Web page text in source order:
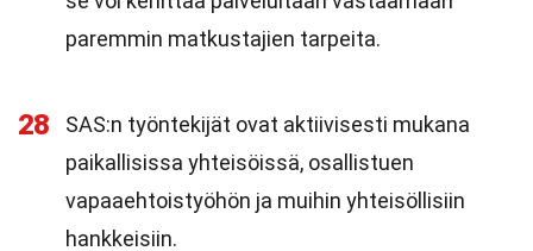
paremmin matkustajien tarpeita.
28
SAS:n työntekijät ovat aktiivisesti mukana
paikallisissa yhteisöissä, osallistuen
vapaaehtoistyöhön ja muihin yhteisöllisiin
hankkeisiin.